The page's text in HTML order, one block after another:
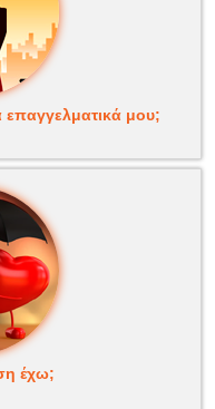
επαγγελματικά μου;
έχω;